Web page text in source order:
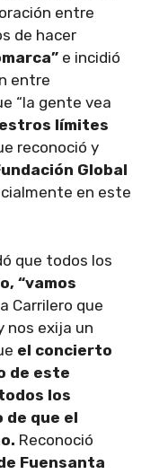
entre
de hacer
e incidió
entre
“la gente vea
límites
reconoció y
Global
en este
que todos los
“vamos
Carrilero que
nos exija un
el concierto
de este
los
de que el
Reconoció
Fuensanta